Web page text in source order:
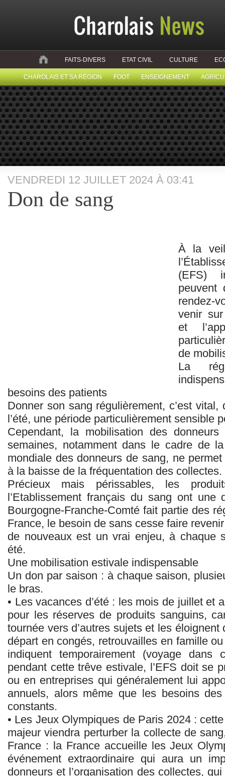
FAITS-DIVERS ETAT CIVIL CULTURE
CHAROLAIS ET SA RÉGION FOOT ENSEIGNEMENT
VENDREDI 12 JUILLET 2024 À 03:41
Don de sang
À la
(EFS)
peuvent
rendez-
venir
et
de
La
besoins des patients
Donner son sang régulièrement, c’est vital,
l’été, une période particulièrement sensible
Cependant, la mobilisation des
semaines, notamment dans le cadre de
mondiale des donneurs de sang, ne
à la baisse de la fréquentation des collectes.
Précieux mais périssables, les
l’Etablissement français du sang ont
Bourgogne-Franche-Comté fait partie des
France, le besoin de sans cesse faire
de nouveaux est un vrai enjeu, à chaque
été.
Une mobilisation estivale indispensable
Un don par saison : à chaque saison,
le bras.
• Les vacances d’été : les mois de juillet et
pour les réserves de produits sanguins,
tournée vers d’autres sujets et les
départ en congés, retrouvailles en famille
indiquent temporairement (voyage dans
pendant cette trêve estivale, l’EFS doit se
ou en entreprises qui généralement lui
annuels, alors même que les besoins
constants.
• Les Jeux Olympiques de Paris 2024 :
majeur viendra perturber la collecte de
France : la France accueille les Jeux
événement extraordinaire qui aura un
donneurs et l’organisation des collectes,